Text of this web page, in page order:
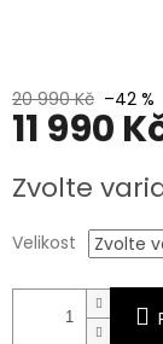
20 990 Kč –42 %
11 990
cena:
Zvolte
Velikost